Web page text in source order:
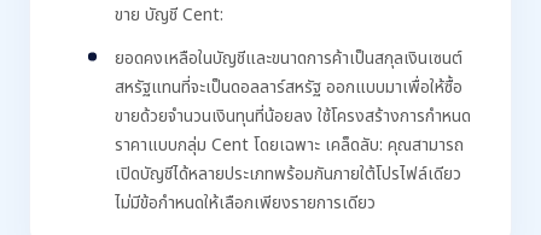
ขาย บัญชี Cent:
ยอดคงเหลือในบัญชีและขนาดการค้าเป็นสกุลเงินเซนต์
สหรัฐแทนที่จะเป็นดอลลาร์สหรัฐ ออกแบบมาเพื่อให้ซื้อ
ขายด้วยจำนวนเงินทุนที่น้อยลง ใช้โครงสร้างการกำหนด
ราคาแบบกลุ่ม Cent โดยเฉพาะ เคล็ดลับ: คุณสามารถ
เปิดบัญชีได้หลายประเภทพร้อมกันภายใต้โปรไฟล์เดียว
ไม่มีข้อกำหนดให้เลือกเพียงรายการเดียว